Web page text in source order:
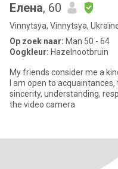
Елена, 60
Vinnytsya, Vinnytsya,
Op zoek naar: Man 50 - 64
Oogkleur: Hazelnootbruin
My friends consider me a
I am open to
sincerity, understanding, respect and trust.
the video camera